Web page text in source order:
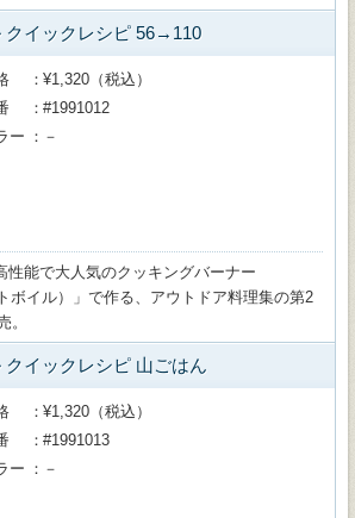
クイックレシピ 56→110
¥1,320（税込）
#1991012
ー
－
性能で大人気のクッキングバーナー
ボイル）」で作る、アウトドア料理集の第2
。
クイックレシピ 山ごはん
¥1,320（税込）
#1991013
ー
－